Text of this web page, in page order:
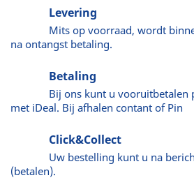
Levering
Mits op voorraad, wordt
na ontangst betaling.
Betaling
Bij ons kunt u vooruitbetalen
met iDeal. Bij afhalen contant of Pin
Click&Collect
Uw bestelling kunt u na
(betalen).